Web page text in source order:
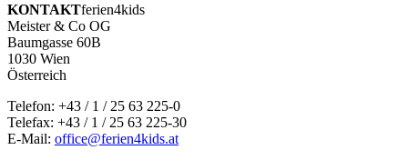
KONTAKTferien4kids
Meister & Co OG
Baumgasse 60B
1030 Wien
Österreich
Telefon: +43 / 1 / 25 63 225-0
Telefax: +43 / 1 / 25 63 225-30
E-Mail: office@ferien4kids.at